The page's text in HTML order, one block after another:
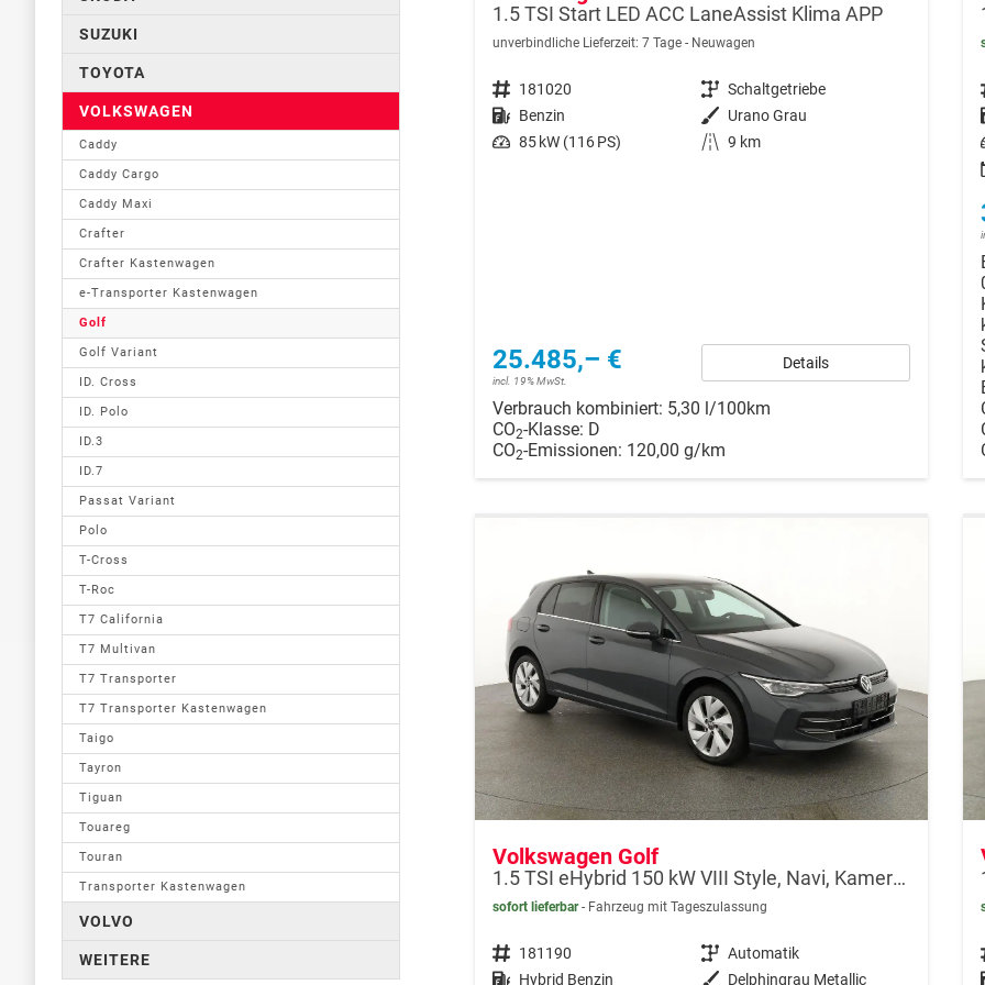
1.5 TSI Start LED ACC LaneAssist Klima APP
unverbindliche Lieferzeit: 7 Tage Neuwagen
Fahrzeugnr. 181020 Getriebe Schaltgetriebe
Kraftstoff Benzin Außenfarbe Urano Grau
Leistung 85 kW (116 PS) Kilometerstand 9 km
25.485,– €
incl. 19% MwSt.
Details
Verbrauch kombiniert: 5,30 l/100km
CO2-Klasse: D
CO2-Emissionen: 120,00 g/km
Volkswagen Golf
1.5 TSI eHybrid 150 kW VIII Style, Navi, Kamera, Side, LED-Plus
sofort lieferbar Fahrzeug mit Tageszulassung
Fahrzeugnr. 181190 Getriebe Automatik
Kraftstoff Hybrid Benzin Außenfarbe Delphingrau Metallic
SUZUKI
TOYOTA
VOLKSWAGEN
Caddy
Caddy Cargo
Caddy Maxi
Crafter
Crafter Kastenwagen
e-Transporter Kastenwagen
Golf
Golf Variant
ID. Cross
ID. Polo
ID.3
ID.7
Passat Variant
Polo
T-Cross
T-Roc
T7 California
T7 Multivan
T7 Transporter
T7 Transporter Kastenwagen
Taigo
Tayron
Tiguan
Touareg
Touran
Transporter Kastenwagen
VOLVO
WEITERE